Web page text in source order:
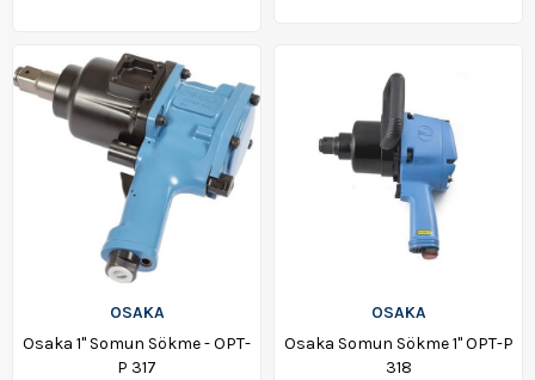
OSAKA
Osaka 1'' Somun Sökme - OPT-
P 317
OSAKA
Osaka Somun Sökme 1'' OPT-P
318